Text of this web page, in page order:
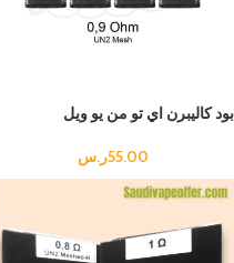
بود كاليبرن اي تو من يو ويل
55.00ر.س